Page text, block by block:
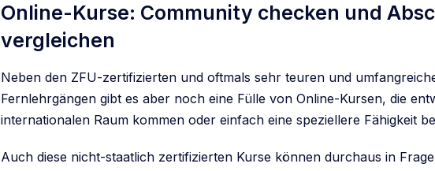
Online-Kurse: Community checken und
vergleichen
Neben den ZFU-zertifizierten und oftmals sehr teuren und
Fernlehrgängen gibt es aber noch eine Fülle von Online-Kursen, die
internationalen Raum kommen oder einfach eine speziellere Fähigkeit
Auch diese nicht-staatlich zertifizierten Kurse können durchaus in